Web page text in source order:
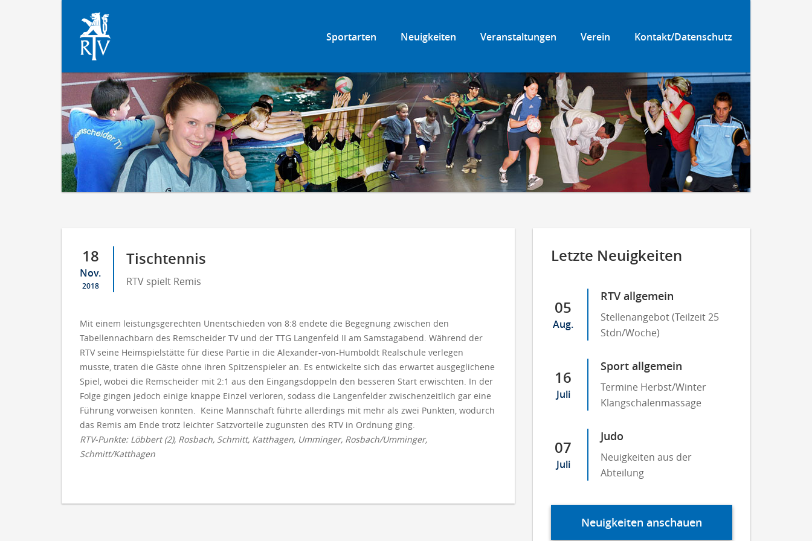
Kontakt/Datenschutz
Verein
Veranstaltungen
Neuigkeiten
Sportarten
18
Nov.
2018
Tischtennis
RTV spielt Remis
Mit einem leistungsgerechten Unentschieden von 8:8 endete die Begegnung zwischen den
Tabellennachbarn des Remscheider TV und der TTG Langenfeld II am Samstagabend. Während der
RTV seine Heimspielstätte für diese Partie in die Alexander-von-Humboldt Realschule verlegen
musste, traten die Gäste ohne ihren Spitzenspieler an. Es entwickelte sich das erwartet ausgeglichene
Spiel, wobei die Remscheider mit 2:1 aus den Eingangsdoppeln den besseren Start erwischten. In der
Folge gingen jedoch einige knappe Einzel verloren, sodass die Langenfelder zwischenzeitlich gar eine
Führung vorweisen konnten. Keine Mannschaft führte allerdings mit mehr als zwei Punkten, wodurch
das Remis am Ende trotz leichter Satzvorteile zugunsten des RTV in Ordnung ging.
RTV-Punkte: Löbbert (2), Rosbach, Schmitt, Katthagen, Umminger, Rosbach/Umminger,
Schmitt/Katthagen
Letzte Neuigkeiten
05
Aug.
RTV allgemein
Stellenangebot (Teilzeit 25
Stdn/Woche)
16
Juli
Sport allgemein
Termine Herbst/Winter
Klangschalenmassage
07
Juli
Judo
Neuigkeiten aus der
Abteilung
Neuigkeiten anschauen